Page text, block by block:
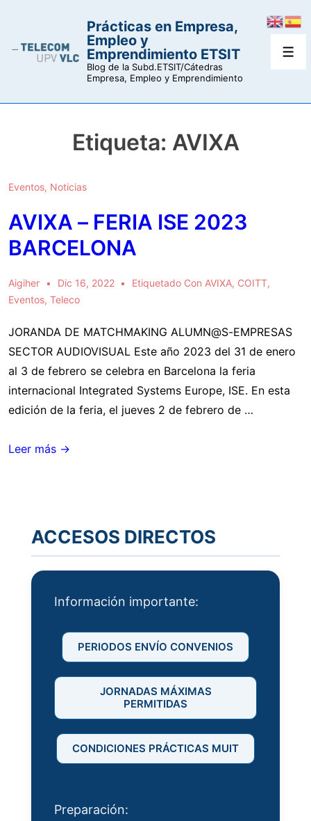
Prácticas en Empresa,
Empleo y
Emprendimiento ETSIT
Blog de la Subd.ETSIT/Cátedras
Empresa, Empleo y Emprendimiento
Etiqueta: AVIXA
Eventos, Noticias
AVIXA – FERIA ISE 2023
BARCELONA
Aigiher Dic 16, 2022 Etiquetado Con AVIXA, COITT,
Eventos, Teleco
JORANDA DE MATCHMAKING ALUMN@S-EMPRESAS
SECTOR AUDIOVISUAL Este año 2023 del 31 de enero
al 3 de febrero se celebra en Barcelona la feria
internacional Integrated Systems Europe, ISE. En esta
edición de la feria, el jueves 2 de febrero de …
AVIXA
BARCELONA
Leer más →
ACCESOS DIRECTOS
Información importante:
PERIODOS ENVÍO CONVENIOS
JORNADAS MÁXIMAS
PERMITIDAS
CONDICIONES PRÁCTICAS MUIT
Preparación: